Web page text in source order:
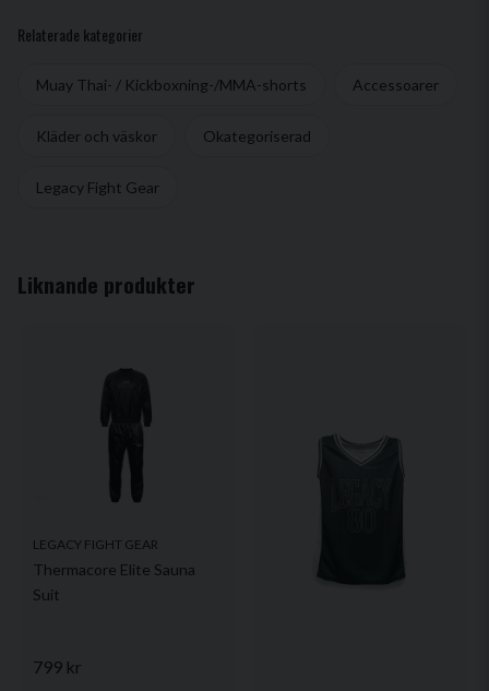
Fråga oss något om denna produkten...
name
Namn
Relaterade kategorier
Muay Thai- / Kickboxning-/MMA-shorts Accessoarer
Kläder och väskor Okategoriserad
Legacy Fight Gear
Liknande produkter
LEGACY FIGHT GEAR
Thermacore Elite Sauna
Suit
799 kr